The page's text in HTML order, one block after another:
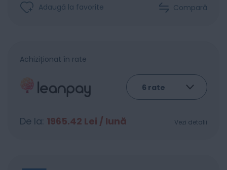
Adaugă la favorite Compară
Achiziționat în rate
De la: 1965.42 Lei / lună Vezi detalii